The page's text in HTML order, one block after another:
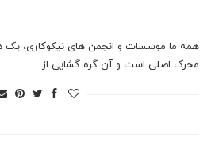
همه ما موسسات و انجمن های نیکوکاری، یک
محرک اصلی است و آن گره گشایی از…